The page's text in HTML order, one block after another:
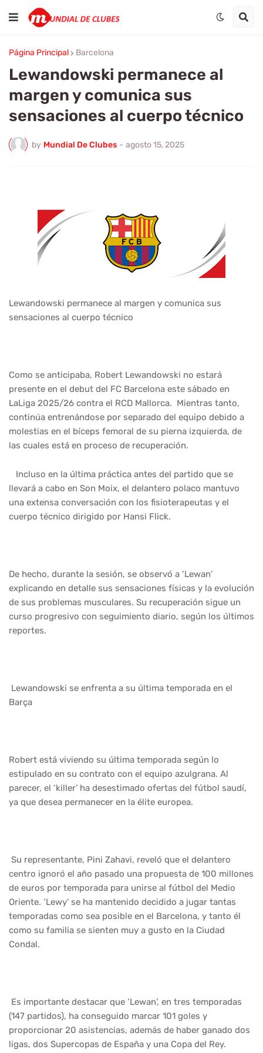
Página Principal Barcelona
Lewandowski permanece al
margen y comunica sus
sensaciones al cuerpo técnico
by Mundial De Clubes - agosto 15, 2025
Lewandowski permanece al margen y comunica sus
sensaciones al cuerpo técnico
Como se anticipaba, Robert Lewandowski no estará
presente en el debut del FC Barcelona este sábado en
LaLiga 2025/26 contra el RCD Mallorca. Mientras tanto,
continúa entrenándose por separado del equipo debido a
molestias en el bíceps femoral de su pierna izquierda, de
las cuales está en proceso de recuperación.
Incluso en la última práctica antes del partido que se
llevará a cabo en Son Moix, el delantero polaco mantuvo
una extensa conversación con los fisioterapeutas y el
cuerpo técnico dirigido por Hansi Flick.
De hecho, durante la sesión, se observó a ‘Lewan’
explicando en detalle sus sensaciones físicas y la evolución
de sus problemas musculares. Su recuperación sigue un
curso progresivo con seguimiento diario, según los últimos
reportes.
Lewandowski se enfrenta a su última temporada en el
Barça
Robert está viviendo su última temporada según lo
estipulado en su contrato con el equipo azulgrana. Al
parecer, el ‘killer’ ha desestimado ofertas del fútbol saudí,
ya que desea permanecer en la élite europea.
Su representante, Pini Zahavi, reveló que el delantero
centro ignoró el año pasado una propuesta de 100 millones
de euros por temporada para unirse al fútbol del Medio
Oriente. ‘Lewy’ se ha mantenido decidido a jugar tantas
temporadas como sea posible en el Barcelona, y tanto él
como su familia se sienten muy a gusto en la Ciudad
Condal.
Es importante destacar que ‘Lewan’, en tres temporadas
(147 partidos), ha conseguido marcar 101 goles y
proporcionar 20 asistencias, además de haber ganado dos
ligas, dos Supercopas de España y una Copa del Rey.